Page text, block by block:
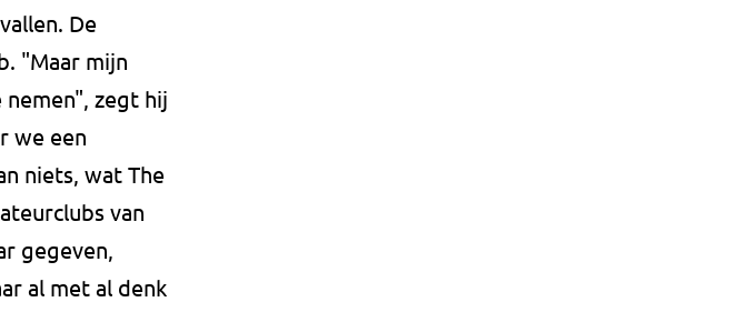
De
"Maar mijn
zegt hij
we een
niets, wat The
van
gegeven,
al met al denk